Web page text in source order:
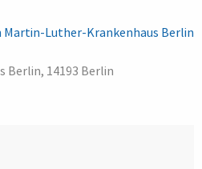
Luther-Krankenhaus Berlin
Berlin, 14193 Berlin